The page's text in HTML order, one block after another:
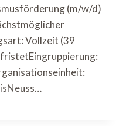
(m/w/d)
Vollzeit (39